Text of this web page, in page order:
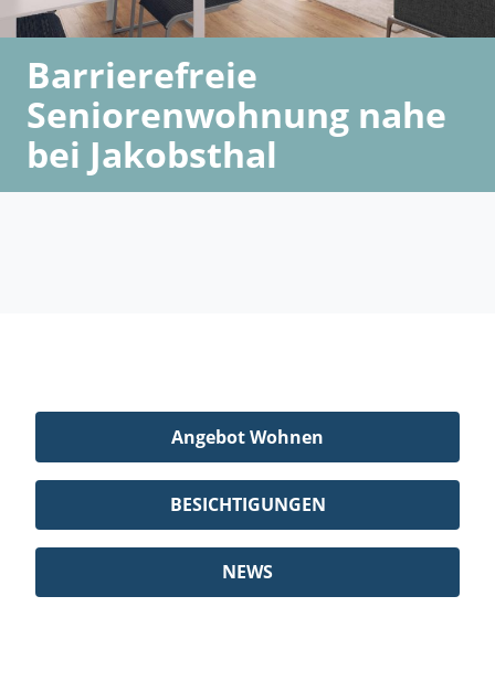
Barrierefreie
Seniorenwohnung nahe
bei Jakobsthal
Angebot Wohnen
BESICHTIGUNGEN
NEWS